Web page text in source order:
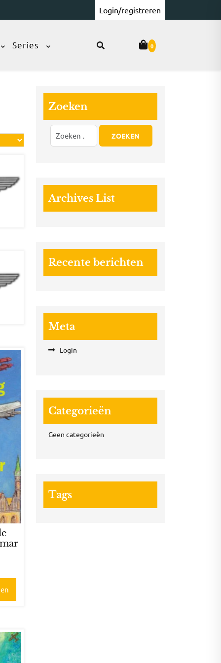
Login/registreren
Series 0
Zoeken
Archives List
Recente berichten
Meta
Login
Categorieën
Geen categorieën
Tags